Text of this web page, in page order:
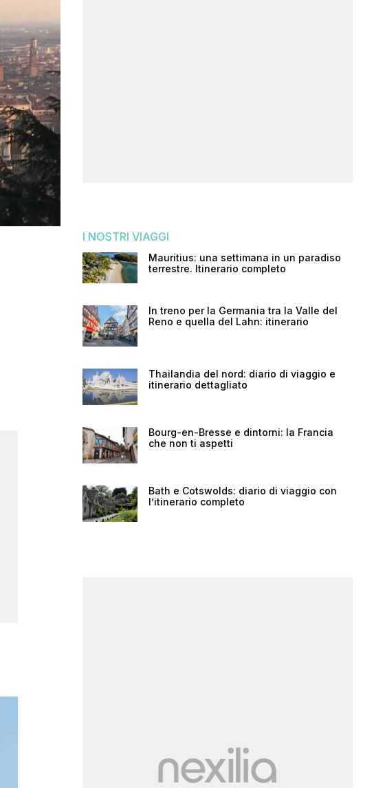
I NOSTRI VIAGGI
Mauritius: una settimana in un paradiso
terrestre. Itinerario completo
In treno per la Germania tra la Valle del
Reno e quella del Lahn: itinerario
Thailandia del nord: diario di viaggio e
itinerario dettagliato
Bourg-en-Bresse e dintorni: la Francia
che non ti aspetti
Bath e Cotswolds: diario di viaggio con
l’itinerario completo